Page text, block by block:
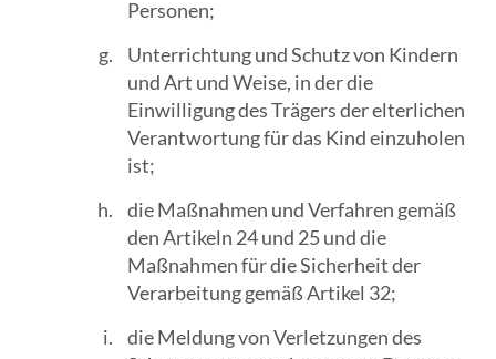
Personen;
Unterrichtung und Schutz von Kindern
und Art und Weise, in der die
Einwilligung des Trägers der elterlichen
Verantwortung für das Kind einzuholen
ist;
die Maßnahmen und Verfahren gemäß
den Artikeln 24 und 25 und die
Maßnahmen für die Sicherheit der
Verarbeitung gemäß Artikel 32;
die Meldung von Verletzungen des